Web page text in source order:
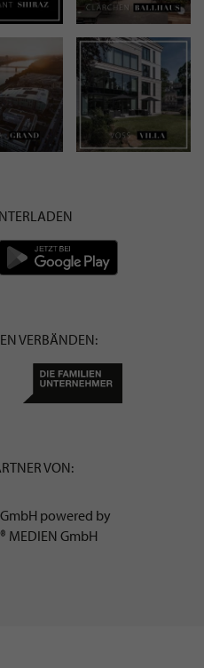
VERBÄNDEN:
VON:
powered by
MEDIEN GmbH